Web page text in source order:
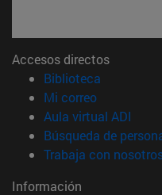
Accesos directos
Biblioteca
Mi correo(abre en
Aula virtual ADI
Búsqueda de
Trabaja con
Información